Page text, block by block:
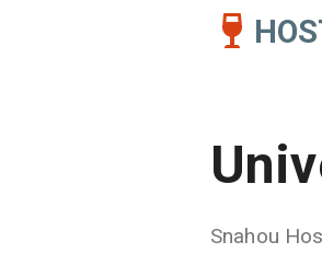
Snahou